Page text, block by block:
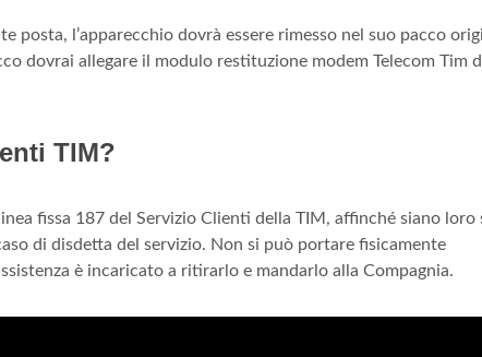
posta, l’apparecchio dovrà essere rimesso nel suo pacco
dovrai allegare il modulo restituzione modem Telecom Tim
TIM?
fissa 187 del Servizio Clienti della TIM, affinché siano loro
di disdetta del servizio. Non si può portare fisicamente
è incaricato a ritirarlo e mandarlo alla Compagnia.